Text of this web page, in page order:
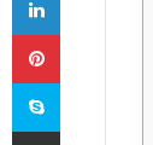
Pinterest
Skype
E-Posta ile paylaş